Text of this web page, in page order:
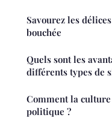
Savourez les
bouchée
Quels sont les
différents types de
Comment la
politique ?